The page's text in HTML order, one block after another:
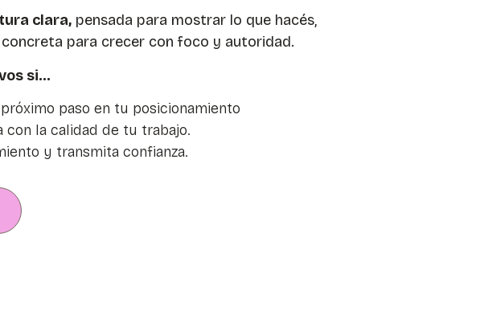
clara,pensada para mostrar lo que hacés,
para crecer con foco y autoridad.
si…
paso en tu posicionamiento
con la calidad de tu trabajo.
y transmita confianza.